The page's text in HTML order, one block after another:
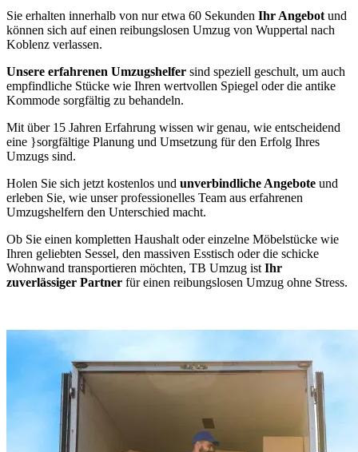
Sie erhalten innerhalb von nur etwa 60 Sekunden Ihr Angebot und
können sich auf einen reibungslosen Umzug von Wuppertal nach
Koblenz verlassen.
Unsere erfahrenen Umzugshelfer sind speziell geschult, um auch
empfindliche Stücke wie Ihren wertvollen Spiegel oder die antike
Kommode sorgfältig zu behandeln.
Mit über 15 Jahren Erfahrung wissen wir genau, wie entscheidend
eine }sorgfältige Planung und Umsetzung für den Erfolg Ihres
Umzugs sind.
Holen Sie sich jetzt kostenlos und unverbindliche Angebote und
erleben Sie, wie unser professionelles Team aus erfahrenen
Umzugshelfern den Unterschied macht.
Ob Sie einen kompletten Haushalt oder einzelne Möbelstücke wie
Ihren geliebten Sessel, den massiven Esstisch oder die schicke
Wohnwand transportieren möchten, TB Umzug ist Ihr
zuverlässiger Partner für einen reibungslosen Umzug ohne Stress.